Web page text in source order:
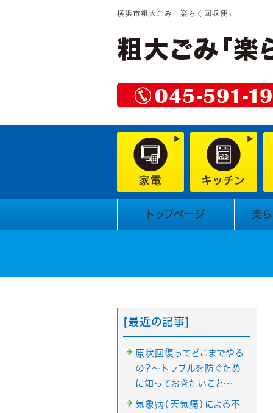
横浜市粗大ごみ「楽らく回収便」
トップページ 楽
[最近の記事]
原状回復ってどこまでやる
の？～トラブルを防ぐため
に知っておきたいこと～
気象病（天気痛）による不